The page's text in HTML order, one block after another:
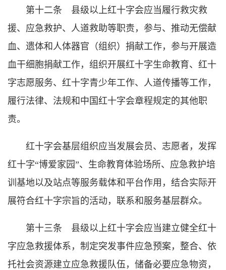
第十二条 县级以上红十字会应当履行救灾救
援、应急救护、人道救助等职责，参与、推动无偿献
血、遗体和人体器官（组织）捐献工作，参与开展造
血干细胞捐献工作，组织开展红十字生命教育、红十
字志愿服务、红十字青少年工作、人道传播等工作，
履行法律、法规和中国红十字会章程规定的其他职
责。
红十字会基层组织应当发展会员、志愿者，发挥
红十字“博爱家园”、生命教育体验场所、应急救护培
训基地以及站点等服务载体和平台作用，结合实际开
展符合红十字宗旨的活动，联系和服务基层群众。
第十三条 县级以上红十字会应当建立健全红十
字应急救援体系，制定突发事件应急预案，整合、依
托社会资源建立应急救援队伍，储备必要应急物资，